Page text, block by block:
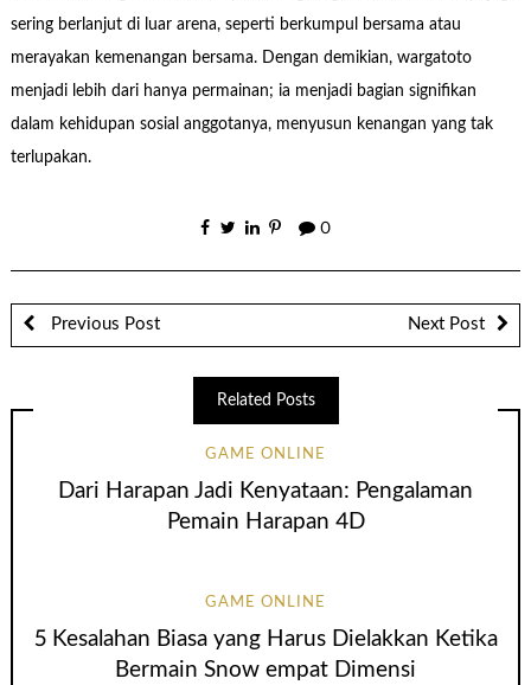
sering berlanjut di luar arena, seperti berkumpul bersama atau
merayakan kemenangan bersama. Dengan demikian, wargatoto
menjadi lebih dari hanya permainan; ia menjadi bagian signifikan
dalam kehidupan sosial anggotanya, menyusun kenangan yang tak
terlupakan.
0
Previous Post Next Post
Related Posts
GAME ONLINE
Dari Harapan Jadi Kenyataan: Pengalaman
Pemain Harapan 4D
GAME ONLINE
5 Kesalahan Biasa yang Harus Dielakkan Ketika
Bermain Snow empat Dimensi